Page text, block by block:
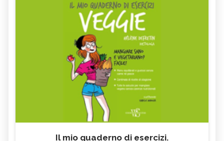
Il mio quaderno di esercizi.